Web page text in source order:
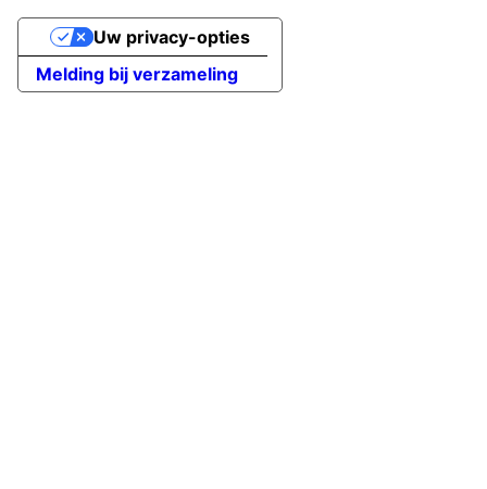
Melding bij verzameling
Uw privacy-opties